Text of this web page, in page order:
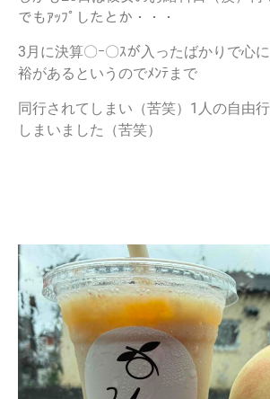
でもｱｯﾌﾟしたとか・・・
3月に決算〇ｰ〇ｽが入ったばかりで心
裕があるというのでﾒﾝﾃまで
同行されてしまい（苦笑）1人の自由
しまいました（苦笑）